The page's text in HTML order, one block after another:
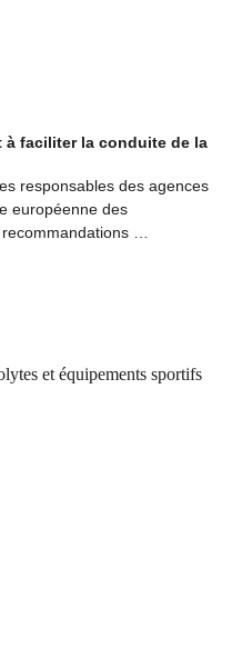
à faciliter la conduite de la
responsables des agences
européenne des
…